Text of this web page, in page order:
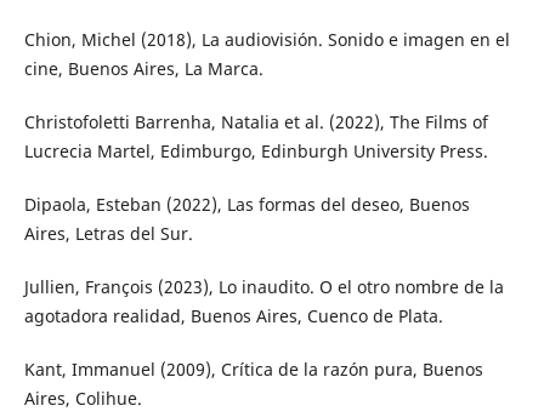
Chion, Michel (2018), La audiovisión. Sonido e imagen en el
cine, Buenos Aires, La Marca.
Christofoletti Barrenha, Natalia et al. (2022), The Films of
Lucrecia Martel, Edimburgo, Edinburgh University Press.
Dipaola, Esteban (2022), Las formas del deseo, Buenos
Aires, Letras del Sur.
Jullien, François (2023), Lo inaudito. O el otro nombre de la
agotadora realidad, Buenos Aires, Cuenco de Plata.
Kant, Immanuel (2009), Crítica de la razón pura, Buenos
Aires, Colihue.